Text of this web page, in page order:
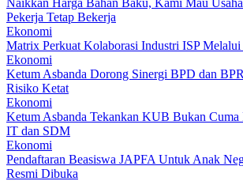
Pekerja Tetap Bekerja
Ekonomi
Matrix Perkuat Kolaborasi Industri ISP
Ekonomi
Ketum Asbanda Dorong Sinergi BPD dan
Risiko Ketat
Ekonomi
Ketum Asbanda Tekankan KUB Bukan Cuma
IT dan SDM
Ekonomi
Pendaftaran Beasiswa JAPFA Untuk Anak
Resmi Dibuka